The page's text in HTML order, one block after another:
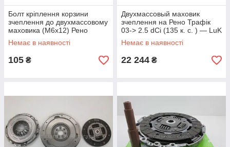
Болт кріплення корзини
зчеплення до двухмассовому
маховика (M6x12) Рено
Трафік - RENAULT (оригінал)
7703009255
Немає в наявності
105 ₴
Двухмассовый маховик
зчеплення на Рено Трафік
03-> 2.5 dCi (135 к. с. ) — LuK
(Німеччина) - 415014610
Немає в наявності
22 244 ₴